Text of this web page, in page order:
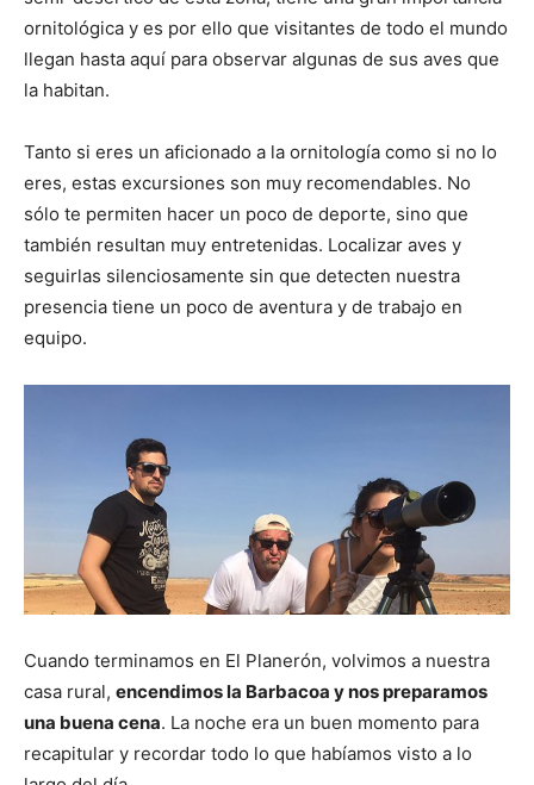
ornitológica y es por ello que visitantes de todo el mundo
llegan hasta aquí para observar algunas de sus aves que
la habitan.
Tanto si eres un aficionado a la ornitología como si no lo
eres, estas excursiones son muy recomendables. No
sólo te permiten hacer un poco de deporte, sino que
también resultan muy entretenidas. Localizar aves y
seguirlas silenciosamente sin que detecten nuestra
presencia tiene un poco de aventura y de trabajo en
equipo.
Cuando terminamos en El Planerón, volvimos a nuestra
casa rural, encendimos la Barbacoa y nos preparamos
una buena cena. La noche era un buen momento para
recapitular y recordar todo lo que habíamos visto a lo